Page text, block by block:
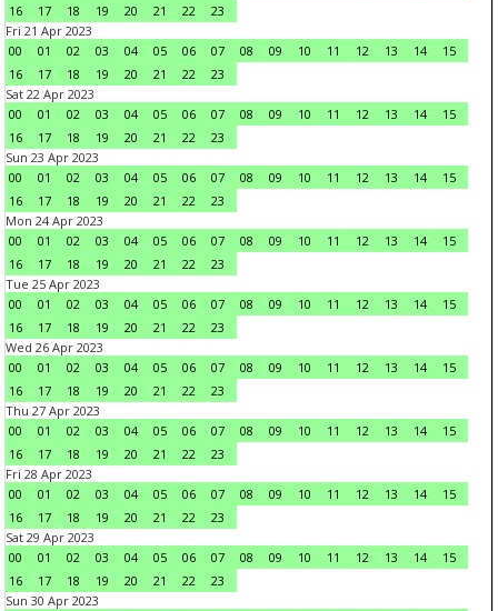
16
17 18 19 20 21 22
23
Fri 21 Apr 2023
00
01 02 03 04 05 06 07 08 09 10 11 12 13 14
15
16
17 18 19 20 21 22
23
Sat 22 Apr 2023
00
01 02 03 04 05 06 07 08 09 10 11 12 13 14
15
16
17 18 19 20 21 22
23
Sun 23 Apr 2023
00
01 02 03 04 05 06 07 08 09 10 11 12 13 14
15
16
17 18 19 20 21 22
23
Mon 24 Apr 2023
00
01 02 03 04 05 06 07 08 09 10 11 12 13 14
15
16
17 18 19 20 21 22
23
Tue 25 Apr 2023
00
01 02 03 04 05 06 07 08 09 10 11 12 13 14
15
16
17 18 19 20 21 22
23
Wed 26 Apr 2023
00
01 02 03 04 05 06 07 08 09 10 11 12 13 14
15
16
17 18 19 20 21 22
23
Thu 27 Apr 2023
00
01 02 03 04 05 06 07 08 09 10 11 12 13 14
15
16
17 18 19 20 21 22
23
Fri 28 Apr 2023
00
01 02 03 04 05 06 07 08 09 10 11 12 13 14
15
16
17 18 19 20 21 22
23
Sat 29 Apr 2023
00
01 02 03 04 05 06 07 08 09 10 11 12 13 14
15
16
17 18 19 20 21 22
23
Sun 30 Apr 2023